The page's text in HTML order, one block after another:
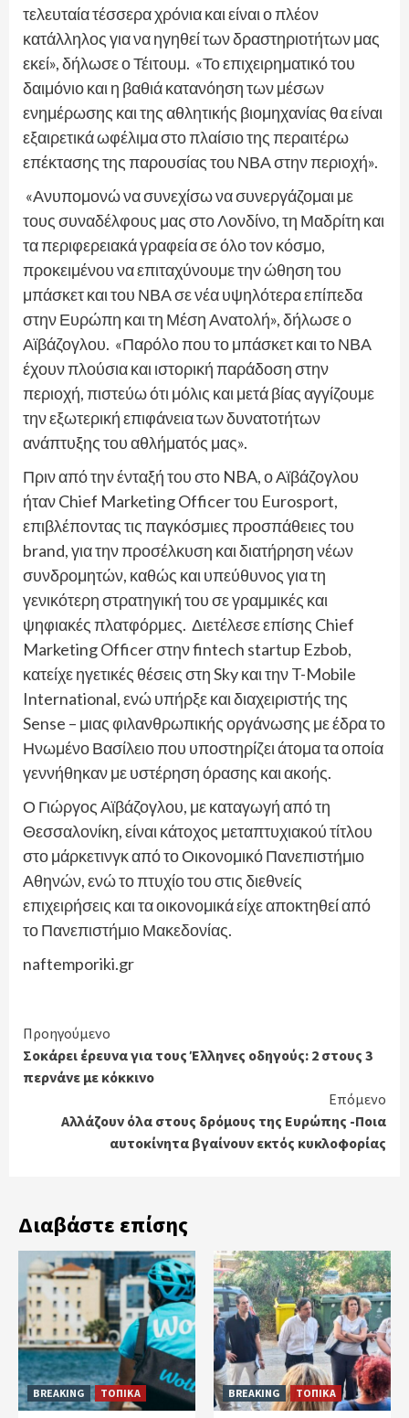
τελευταία τέσσερα χρόνια και είναι ο πλέον
κατάλληλος για να ηγηθεί των δραστηριοτήτων μας
εκεί», δήλωσε ο Τέιτουμ. «Το επιχειρηματικό του
δαιμόνιο και η βαθιά κατανόηση των μέσων
ενημέρωσης και της αθλητικής βιομηχανίας θα είναι
εξαιρετικά ωφέλιμα στο πλαίσιο της περαιτέρω
επέκτασης της παρουσίας του ΝΒΑ στην περιοχή».
«Ανυπομονώ να συνεχίσω να συνεργάζομαι με
τους συναδέλφους μας στο Λονδίνο, τη Μαδρίτη και
τα περιφερειακά γραφεία σε όλο τον κόσμο,
προκειμένου να επιταχύνουμε την ώθηση του
μπάσκετ και του ΝΒΑ σε νέα υψηλότερα επίπεδα
στην Ευρώπη και τη Μέση Ανατολή», δήλωσε ο
Αϊβάζογλου. «Παρόλο που το μπάσκετ και το ΝΒΑ
έχουν πλούσια και ιστορική παράδοση στην
περιοχή, πιστεύω ότι μόλις και μετά βίας αγγίζουμε
την εξωτερική επιφάνεια των δυνατοτήτων
ανάπτυξης του αθλήματός μας».
Πριν από την ένταξή του στο NBA, ο Αϊβάζογλου
ήταν Chief Marketing Officer του Eurosport,
επιβλέποντας τις παγκόσμιες προσπάθειες του
brand, για την προσέλκυση και διατήρηση νέων
συνδρομητών, καθώς και υπεύθυνος για τη
γενικότερη στρατηγική του σε γραμμικές και
ψηφιακές πλατφόρμες. Διετέλεσε επίσης Chief
Marketing Officer στην fintech startup Ezbob,
κατείχε ηγετικές θέσεις στη Sky και την T-Mobile
International, ενώ υπήρξε και διαχειριστής της
Sense – μιας φιλανθρωπικής οργάνωσης με έδρα το
Ηνωμένο Βασίλειο που υποστηρίζει άτομα τα οποία
γεννήθηκαν με υστέρηση όρασης και ακοής.
Ο Γιώργος Αϊβάζογλου, με καταγωγή από τη
Θεσσαλονίκη, είναι κάτοχος μεταπτυχιακού τίτλου
στο μάρκετινγκ από το Οικονομικό Πανεπιστήμιο
Αθηνών, ενώ το πτυχίο του στις διεθνείς
επιχειρήσεις και τα οικονομικά είχε αποκτηθεί από
το Πανεπιστήμιο Μακεδονίας.
naftemporiki.gr
Continue
Reading
Προηγούμενο
Σοκάρει έρευνα για τους Έλληνες οδηγούς: 2 στους 3
περνάνε με κόκκινο
Επόμενο
Αλλάζουν όλα στους δρόμους της Ευρώπης -Ποια
αυτοκίνητα βγαίνουν εκτός κυκλοφορίας
Διαβάστε επίσης
BREAKING ΤΟΠΙΚΑ BREAKING ΤΟΠΙΚΑ